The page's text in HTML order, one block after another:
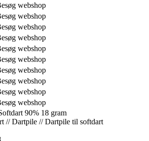
webshop
webshop
webshop
webshop
webshop
webshop
webshop
webshop
webshop
webshop
90% 18 gram
// Dartpile // Dartpile til softdart